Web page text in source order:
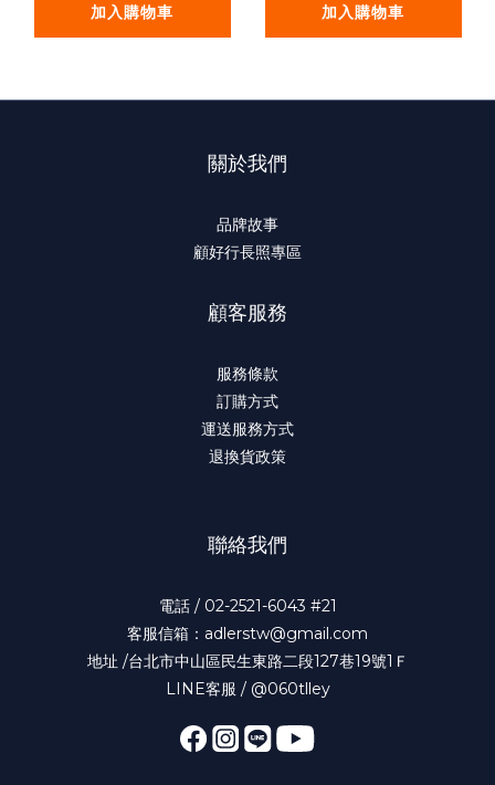
加入購物車 加入購物車
關於我們
品牌故事
顧好行長照專區
顧客服務
服務條款
訂購方式
運送服務方式
退換貨政策
聯絡我們
電話 / 02-2521-6043 #21
客服信箱：adlerstw@gmail.com
地址 /台北市中山區民生東路二段127巷19號1Ｆ
LINE客服 / @060tlley